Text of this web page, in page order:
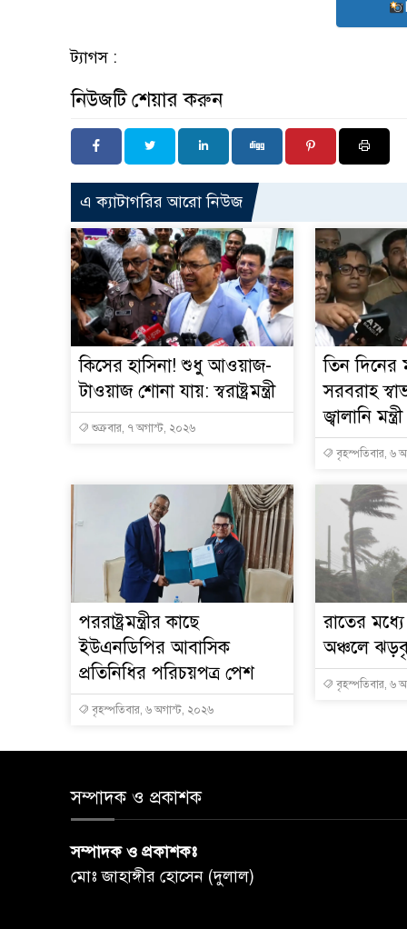
ট্যাগস :
নিউজটি শেয়ার করুন
এ ক্যাটাগরির আরো নিউজ
কিসের হাসিনা! শুধু আওয়াজ-
টাওয়াজ শোনা যায়: স্বরাষ্ট্রমন্ত্রী
শুক্রবার, ৭ অগাস্ট, ২০২৬
তিন দিনের
সরবরাহ
জ্বালানি মন্ত্রী
বৃহস্পতিবার, ৬
পররাষ্ট্রমন্ত্রীর কা‌ছে
ইউএনডিপির আবাসিক
প্রতিনিধির পরিচয়পত্র পেশ
বৃহস্পতিবার, ৬ অগাস্ট, ২০২৬
রাতের
অঞ্চলে
বৃহস্পতিবার, ৬
সম্পাদক ও প্রকাশক
সম্পাদক ও প্রকাশকঃ
মোঃ জাহাঙ্গীর হোসেন (দুলাল)